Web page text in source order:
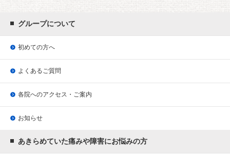
グループについて
初めての方へ
よくあるご質問
各院へのアクセス・ご案内
お知らせ
あきらめていた痛みや障害にお悩みの方